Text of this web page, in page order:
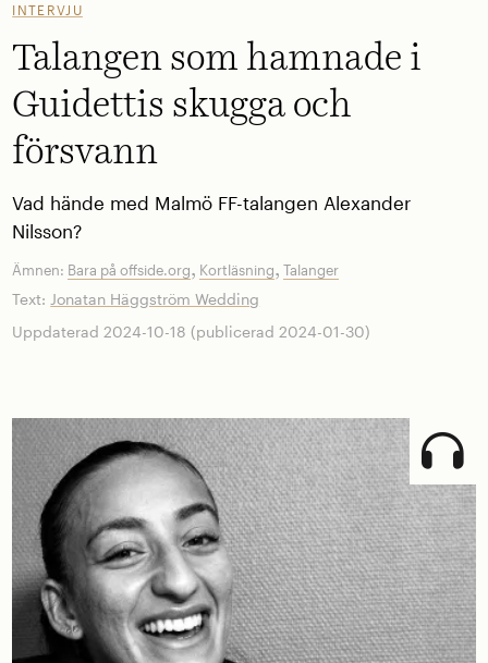
INTERVJU
Talangen som hamnade i
Guidettis skugga och
försvann
Vad hände med Malmö FF-talangen Alexander
Nilsson?
Ämnen: Bara på offside.org, Kortläsning,Talanger
Text: Jonatan Häggström Wedding
Uppdaterad 2024-10-18 (publicerad 2024-01-30)